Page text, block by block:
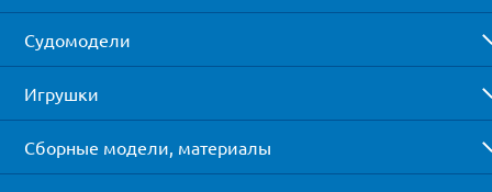
Судомодели
Игрушки
Сборные модели, материалы